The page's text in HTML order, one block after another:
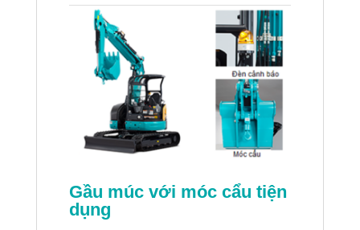
Gầu múc với móc cẩu tiện
dụng